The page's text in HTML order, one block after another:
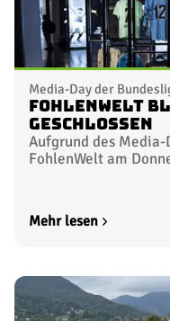
Media-Day der
FohlenWelt
geschlossen
Aufgrund des
FohlenWelt am
Mehr lesen